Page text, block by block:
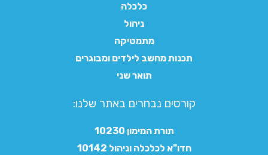
כלכלה
ניהול
מתמטיקה
תכנות מחשב לילדים ומבוגרים
תואר שני
קורסים נבחרים באתר שלנו:​
תורת המימון 10230
חדו"א לכלכלה וניהול 10142